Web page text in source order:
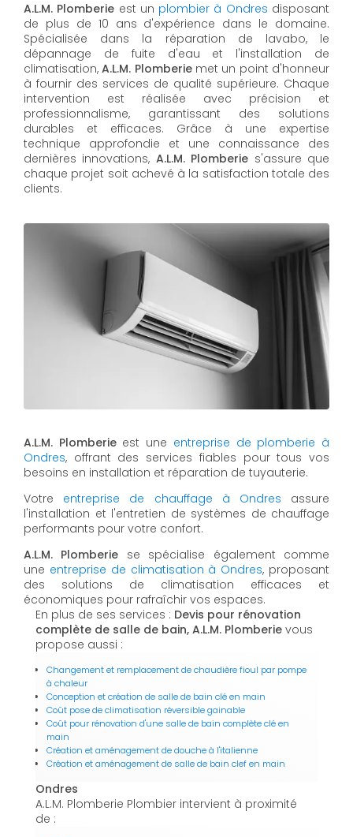
A.L.M. Plomberie est un plombier à Ondres disposant
de plus de 10 ans d'expérience dans le domaine.
Spécialisée dans la réparation de lavabo, le
dépannage de fuite d'eau et l'installation de
climatisation,A.L.M. Plomberiemet un point d'honneur
à fournir des services de qualité supérieure. Chaque
intervention est réalisée avec précision et
professionnalisme, garantissant des solutions
durables et efficaces. Grâce à une expertise
technique approfondie et une connaissance des
dernières innovations, A.L.M. Plomberie s'assure que
chaque projet soit achevé à la satisfaction totale des
clients.
A.L.M. Plomberieest une entreprise de plomberie à
Ondres, offrant des services fiables pour tous vos
besoins en installation et réparation de tuyauterie.
Votre entreprise de chauffage à Ondres assure
l'installation et l'entretien de systèmes de chauffage
performants pour votre confort.
A.L.M. Plomberie se spécialise également comme
une entreprise de climatisation à Ondres, proposant
des solutions de climatisation efficaces et
économiques pour rafraîchir vos espaces.
En plus de ses services : Devis pour rénovation
complète de salle de bain, A.L.M. Plomberie vous
propose aussi :
Changement et remplacement de chaudière fioul par pompe
à chaleur
Conception et création de salle de bain clé en main
Coût pose de climatisation réversible gainable
Coût pour rénovation d'une salle de bain complète clé en
main
Création et aménagement de douche à l'italienne
Création et aménagement de salle de bain clef en main
Ondres
A.L.M. Plomberie Plombier intervient à proximité
de :